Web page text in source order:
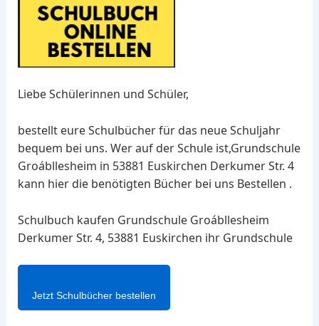
Liebe Schülerinnen und Schüler,
bestellt eure Schulbücher für das neue Schuljahr
bequem bei uns. Wer auf der Schule ist,Grundschule
Groábllesheim in 53881 Euskirchen Derkumer Str. 4
kann hier die benötigten Bücher bei uns Bestellen .
Schulbuch kaufen Grundschule Groábllesheim
Derkumer Str. 4, 53881 Euskirchen ihr Grundschule
Jetzt Schulbücher bestellen